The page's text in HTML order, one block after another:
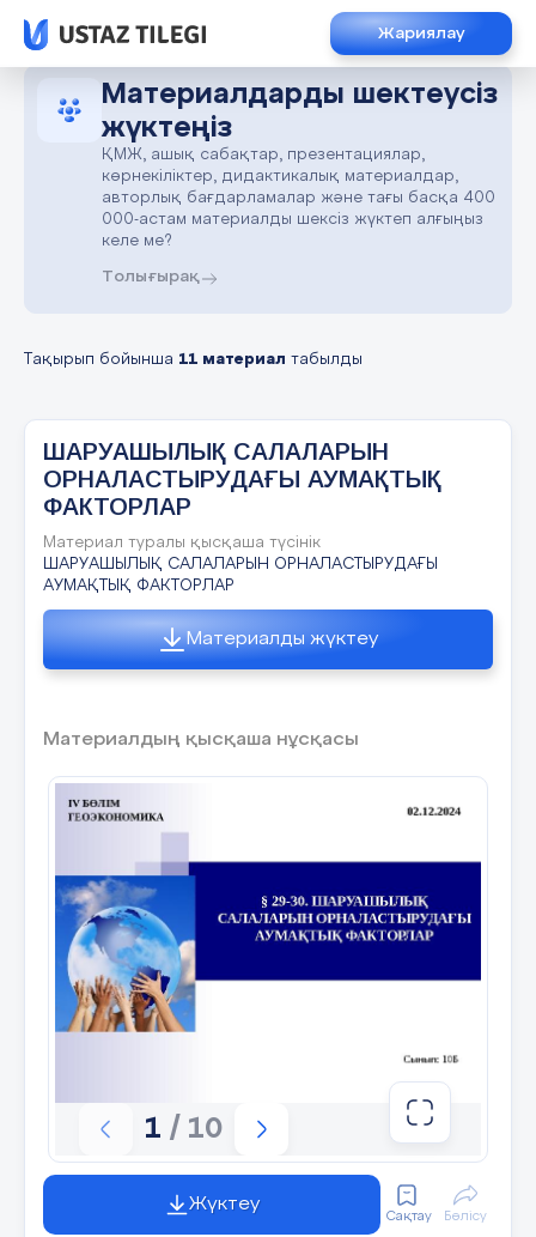
Жариялау
Материалдарды шектеусіз
жүктеңіз
ҚМЖ, ашық сабақтар, презентациялар,
көрнекіліктер, дидактикалық материалдар,
авторлық бағдарламалар және тағы басқа 400
000-астам материалды шексіз жүктеп алғыңыз
келе ме?
Толығырақ
Тақырып бойынша 11 материал табылды
ШАРУАШЫЛЫҚ САЛАЛАРЫН
ОРНАЛАСТЫРУДАҒЫ АУМАҚТЫҚ
ФАКТОРЛАР
Материал туралы қысқаша түсінік
ШАРУАШЫЛЫҚ САЛАЛАРЫН ОРНАЛАСТЫРУДАҒЫ
АУМАҚТЫҚ ФАКТОРЛАР
Материалды жүктеу
Материалдың қысқаша нұсқасы
1 / 10
Жүктеу
Сақтау Бөлісу